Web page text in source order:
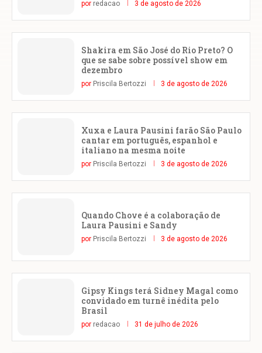
por redacao 3 de agosto de 2026
Shakira em São José do Rio Preto? O
que se sabe sobre possível show em
dezembro
por Priscila Bertozzi 3 de agosto de 2026
Xuxa e Laura Pausini farão São Paulo
cantar em português, espanhol e
italiano na mesma noite
por Priscila Bertozzi 3 de agosto de 2026
Quando Chove é a colaboração de
Laura Pausini e Sandy
por Priscila Bertozzi 3 de agosto de 2026
Gipsy Kings terá Sidney Magal como
convidado em turnê inédita pelo
Brasil
por redacao 31 de julho de 2026